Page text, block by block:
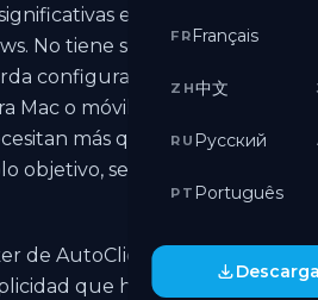
FR Français
ZH中文
RU Русский
PT Português
en años. Es
No tiene soporte multi
configuraciones y no
Mac o móvil. Para
más que clics
objetivo, se queda
de AutoClicker.org
que hizo popular